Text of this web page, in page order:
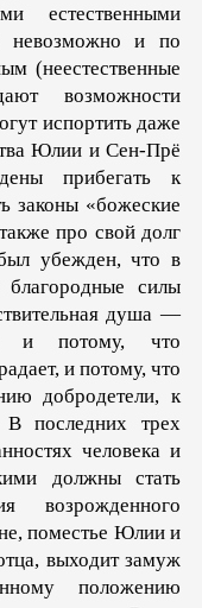
естественными
невозможно и по
(неестественные
возможности
испортить даже
Юлии и Сен-Прё
прибегать к
законы «божеские
про свой долг
убежден, что в
благородные силы
душа —
и потому, что
и потому, что
добродетели, к
последних трех
человека и
должны стать
возрожденного
поместье Юлии и
выходит замуж
положению